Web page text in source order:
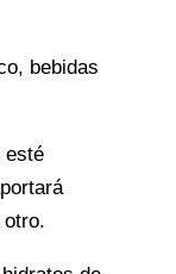
bebidas
esté
otro.